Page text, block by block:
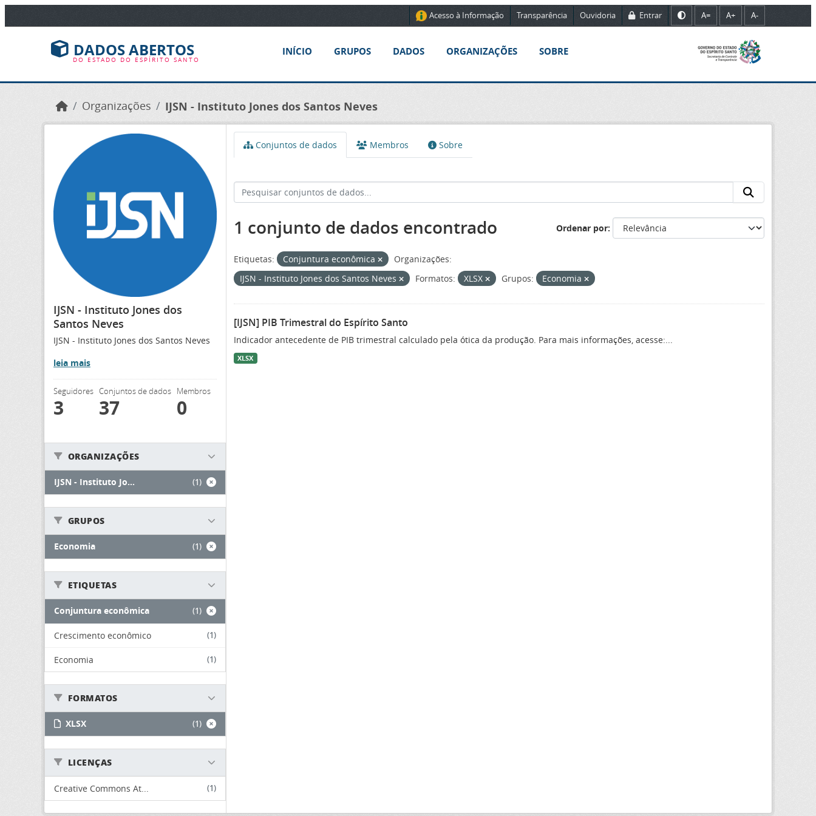
Ir para o conteúdo principal
Acesso à Informação Transparência Ouvidoria Entrar A= A+ A-
DADOS ABERTOS
DO ESTADO DO ESPÍRITO SANTO
INÍCIO GRUPOS DADOS ORGANIZAÇÕES SOBRE
Organizações IJSN - Instituto Jones dos Santos Neves
IJSN - Instituto Jones dos
Santos Neves
IJSN - Instituto Jones dos Santos Neves
leia mais
Seguidores
3
Conjuntos de dados
37
Membros
0
ORGANIZAÇÕES
IJSN - Instituto Jo... (1)
GRUPOS
Economia (1)
ETIQUETAS
Conjuntura econômica (1)
Crescimento econômico (1)
Economia (1)
FORMATOS
XLSX (1)
LICENÇAS
Creative Commons At... (1)
Conjuntos de dados Membros Sobre
Ordenar por
1 conjunto de dados encontrado
Etiquetas: Conjuntura econômica
Organizações:
IJSN - Instituto Jones dos Santos Neves
Formatos: XLSX Grupos: Economia
[IJSN] PIB Trimestral do Espírito Santo
Indicador antecedente de PIB trimestral calculado pela ótica da produção. Para mais informações, acesse:...
XLSX